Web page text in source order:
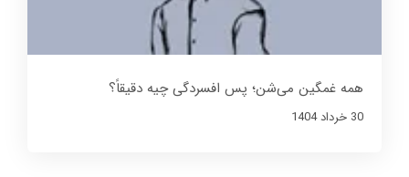
همه غمگین می‌شن؛ پس افسردگی چیه دقیقاً؟
30 خرداد 1404